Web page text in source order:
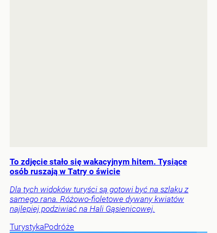
To zdjęcie stało się wakacyjnym hitem. Tysiące
osób ruszają w Tatry o świcie
Dla tych widoków turyści są gotowi być na szlaku z
samego rana. Różowo-fioletowe dywany kwiatów
najlepiej podziwiać na Hali Gąsienicowej.
TurystykaPodróże